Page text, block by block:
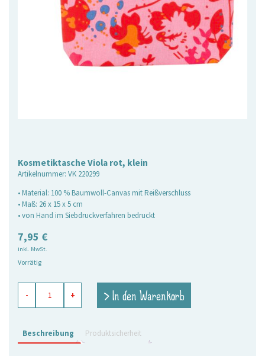
Kosmetiktasche Viola rot, klein
Artikelnummer: VK 220299
• Material: 100 % Baumwoll-Canvas mit Reißverschluss
• Maß: 26 x 15 x 5 cm
• von Hand im Siebdruckverfahren bedruckt
7,95 €
inkl. MwSt.
Vorrätig
Viola
rot,
Menge
- + > In den Warenkorb
Beschreibung Produktsicherheit